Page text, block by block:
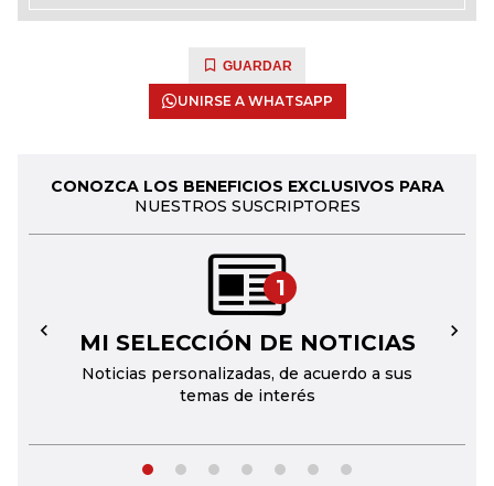
GUARDAR
UNIRSE A WHATSAPP
CONOZCA LOS BENEFICIOS EXCLUSIVOS PARA
NUESTROS SUSCRIPTORES
1
MI SELECCIÓN DE NOTICIAS
Noticias personalizadas, de acuerdo a sus
temas de interés
← →